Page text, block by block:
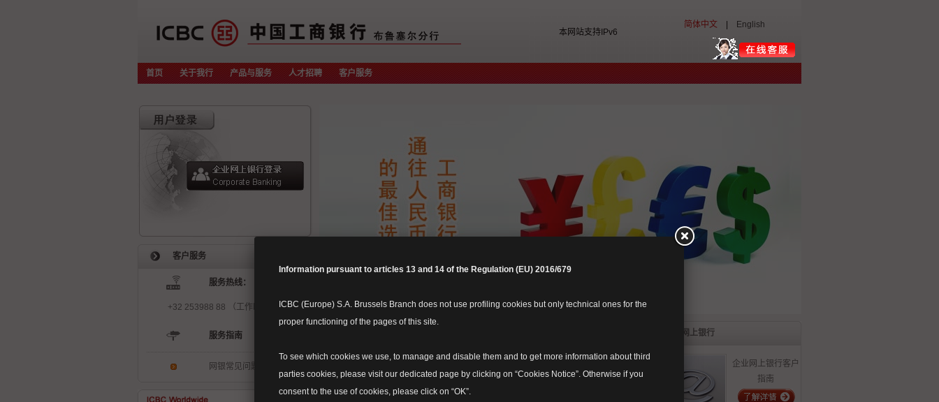
Information pursuant to articles 13 and 14 of the Regulation (EU) 2016/679
ICBC (Europe) S.A. Brussels Branch does not use profiling cookies but only technical ones for the
proper functioning of the pages of this site.
To see which cookies we use, to manage and disable them and to get more information about third
parties cookies, please visit our dedicated page by clicking on “Cookies Notice”. Otherwise if you
consent to the use of cookies, please click on “OK”.
本网站支持IPv6
简体中文 English
首页 关于我行 产品与服务 人才招聘 客户服务
客户服务
服务热线：
+32 253988 88 （工作时间）
服务指南
网银常见问题解答 特色业务 融资类业务
网上银行
企业网上银行客户
指南